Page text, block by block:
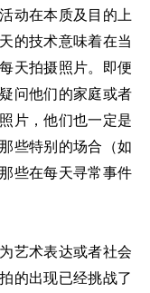
动在本质及目的上
的技术意味着在当
天拍摄照片。即便
问他们的家庭或者
片，他们也一定是
些特别的场合（如
些在每天寻常事件
艺术表达或者社会
的出现已经挑战了